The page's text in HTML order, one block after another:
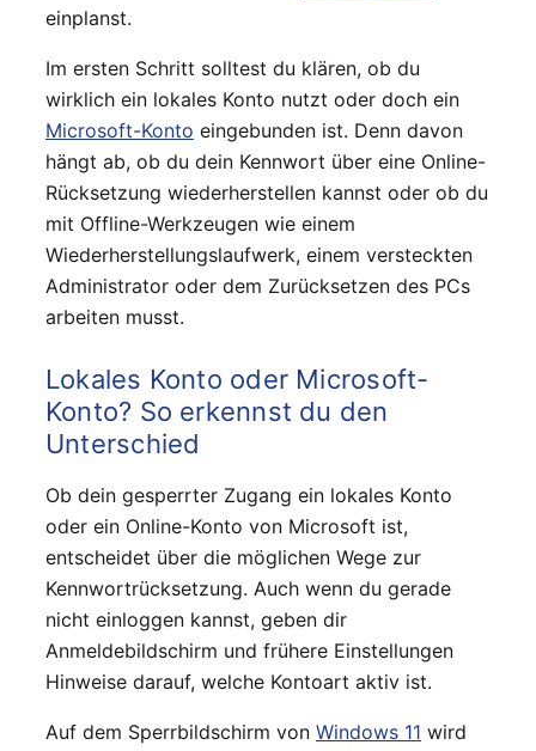
einplanst.
Im ersten Schritt solltest du klären, ob du
wirklich ein lokales Konto nutzt oder doch ein
Microsoft-Konto eingebunden ist. Denn davon
hängt ab, ob du dein Kennwort über eine Online-
Rücksetzung wiederherstellen kannst oder ob du
mit Offline-Werkzeugen wie einem
Wiederherstellungslaufwerk, einem versteckten
Administrator oder dem Zurücksetzen des PCs
arbeiten musst.
Lokales Konto oder Microsoft-
Konto? So erkennst du den
Unterschied
Ob dein gesperrter Zugang ein lokales Konto
oder ein Online-Konto von Microsoft ist,
entscheidet über die möglichen Wege zur
Kennwortrücksetzung. Auch wenn du gerade
nicht einloggen kannst, geben dir
Anmeldebildschirm und frühere Einstellungen
Hinweise darauf, welche Kontoart aktiv ist.
Auf dem Sperrbildschirm von Windows 11 wird